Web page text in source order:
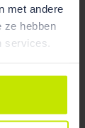
met andere
ze hebben
services.